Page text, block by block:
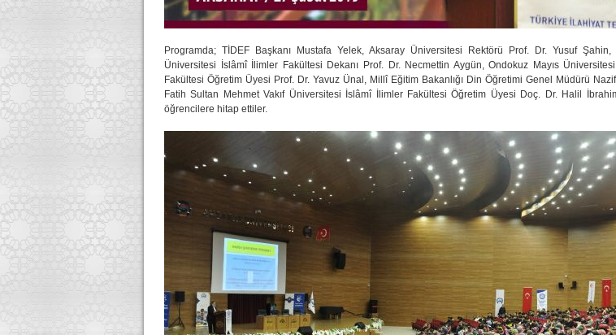
Programda; TİDEF Başkanı Mustafa Yelek, Aksaray Üniversitesi Rektörü Prof. Dr. Yusuf Şahin,
Üniversitesi İslâmî İlimler Fakültesi Dekanı Prof. Dr. Necmettin Aygün, Ondokuz Mayıs
Fakültesi Öğretim Üyesi Prof. Dr. Yavuz Ünal, Millî Eğitim Bakanlığı Din Öğretimi Genel Müdürü Nazif
Fatih Sultan Mehmet Vakıf Üniversitesi İslâmî İlimler Fakültesi Öğretim Üyesi Doç. Dr. Halil
öğrencilere hitap ettiler.